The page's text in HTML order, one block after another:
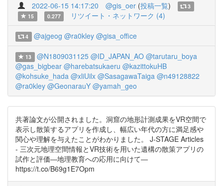
2022-06-15 14:17:20 @gis_oer (投稿一覧)
3
15
0.277 リツイート・ネットワーク (4)
4 @ajgeog @ra0kley @gisa_office
13 @N1809031125 @ID_JAPAN_AO @tarutaru_boya
@gas_bigbear @harebatsukaeru @kazittokuHB
@kohsuke_hada @xliUilx @SasagawaTaiga @n49128822
@ra0kley @GeonarauY @yamah_geo
共著論文が公開されました。洞窟の地形計測成果をVR空間で
表示し散策するアプリを作成し、幅広い年代の方に満足感や
関心や理解を与えたことがわかりました。 J-STAGE Articles
- 三次元地理空間情報とVR技術を用いた遺構の散策アプリの
試作と評価―地理教育への応用に向けて―
https://t.co/B69g1E7Opm